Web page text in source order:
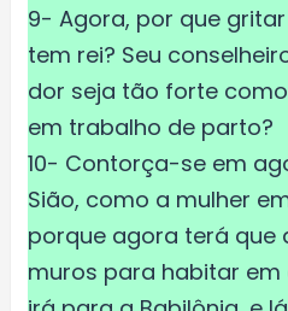
9- Agora, por que
tem rei? Seu
dor seja tão forte
em trabalho de parto?
10- Contorça-se em
Sião, como a mulher
porque agora terá que
muros para habitar